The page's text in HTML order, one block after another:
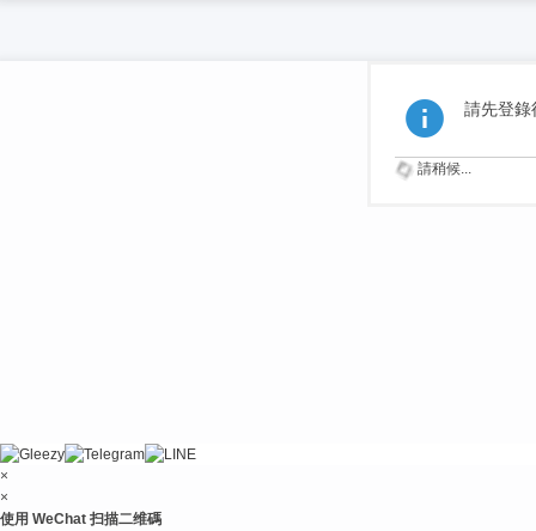
請先登錄
請稍候...
×
×
使用 WeChat 扫描二维碼